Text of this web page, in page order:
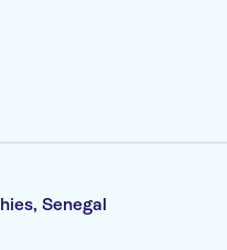
Senegal